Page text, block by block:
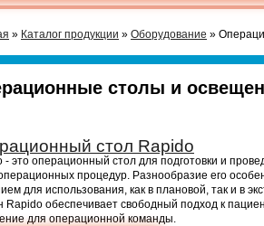
» Каталог продукции » Оборудование »
столы и
стол Rapido
- это операционный стол для подготовки и
процедур. Разнообразие его
для использования, как в плановой, так и в
Rapido обеспечивает свободный подход к
для операционной команды.